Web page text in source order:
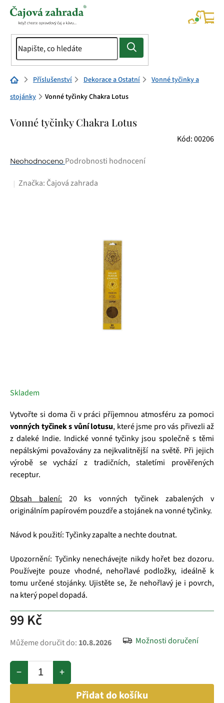
Přejít
Domů Příslušenství Dekorace a Ostatní
Vonné tyčinky a
stojánky
Vonné tyčinky Chakra Lotus
Vonné tyčinky Chakra Lotus
Kód:00206
Průměrné
produktu
Neohodnoceno Podrobnosti hodnocení
Značka: Čajová zahrada
99 Kč
Skladem
Můžeme doručit do: 10.8.2026 Možnosti doručení
+
−
Přidat do košíku
Vytvořte si doma či v práci příjemnou atmosféru za pomoci
vonných tyčinek s vůní lotusu, které jsme pro vás přivezli až
z daleké Indie. Indické vonné tyčinky jsou společně s těmi
nepálskými považovány za nejkvalitnější na světě. Při jejich
výrobě se vychází z tradičních, staletími prověřených
receptur.
Obsah balení: 20 ks vonných tyčinek zabalených v
originálním papírovém pouzdře a stojánek na vonné tyčinky.
Návod k použití: Tyčinky zapalte a nechte doutnat.
Upozornění: Tyčinky nenechávejte nikdy hořet bez dozoru.
Používejte pouze vhodné, nehořlavé podložky, ideálně k
tomu určené stojánky. Ujistěte se, že nehořlavý je i povrch,
na který popel dopadá.